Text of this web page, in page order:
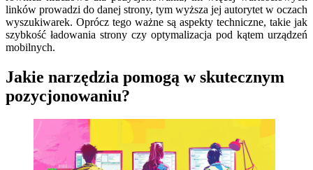
linków prowadzi do danej strony, tym wyższa jej autorytet w oczach
wyszukiwarek. Oprócz tego ważne są aspekty techniczne, takie jak
szybkość ładowania strony czy optymalizacja pod kątem urządzeń
mobilnych.
Jakie narzędzia pomogą w skutecznym
pozycjonowaniu?